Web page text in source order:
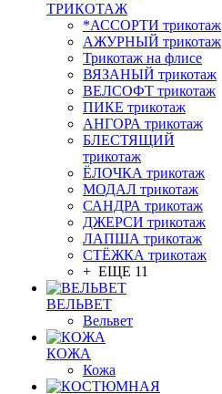
ТРИКОТАЖ
*АССОРТИ трикотаж
АЖУРНЫЙ трикотаж
Трикотаж на флисе
ВЯЗАНЫЙ трикотаж
ВЕЛСОФТ трикотаж
ПИКЕ трикотаж
АНГОРА трикотаж
БЛЕСТЯЩИЙ
трикотаж
ЁЛОЧКА трикотаж
МОДАЛ трикотаж
САНДРА трикотаж
ДЖЕРСИ трикотаж
ЛАПША трикотаж
СТЁЖКА трикотаж
+ ЕЩЕ 11
ВЕЛЬВЕТ
Вельвет
КОЖА
Кожа